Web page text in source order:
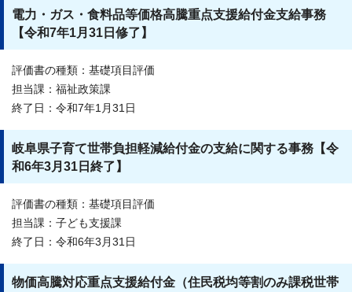
電力・ガス・食料品等価格高騰重点支援給付金支給事務
【令和7年1月31日修了】
評価書の種類：基礎項目評価
担当課：福祉政策課
終了日：令和7年1月31日
岐阜県子育て世帯負担軽減給付金の支給に関する事務【令
和6年3月31日終了】
評価書の種類：基礎項目評価
担当課：子ども支援課
終了日：令和6年3月31日
物価高騰対応重点支援給付金（住民税均等割のみ課税世帯